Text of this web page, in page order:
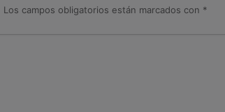
Los campos obligatorios están marcados con *